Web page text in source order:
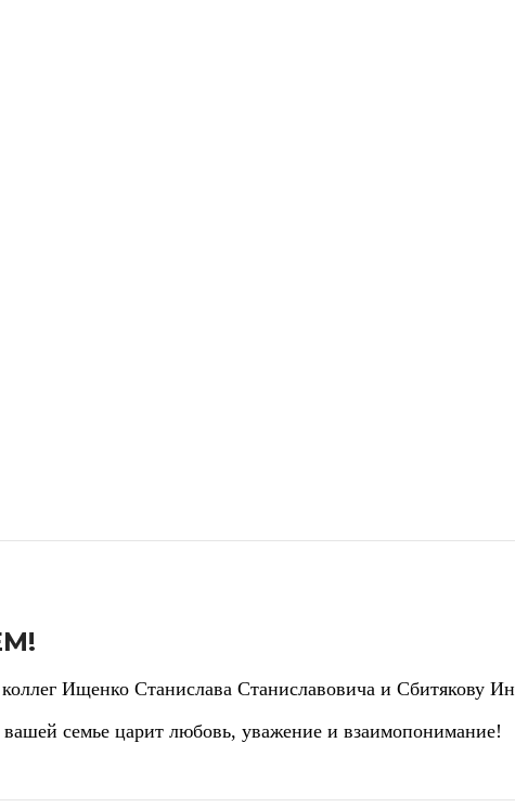
Ищенко Станислава Станиславовича и Сбитякову
семье царит любовь, уважение и взаимопонимание!